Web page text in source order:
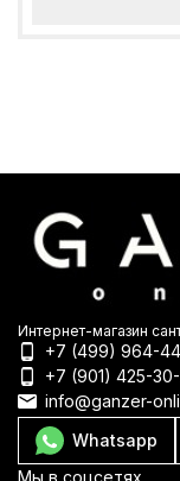
Интернет-магазин
+7 (499) 964-
+7 (901) 425-
info@ganzer-
Whatsapp
Мы в соцсетях